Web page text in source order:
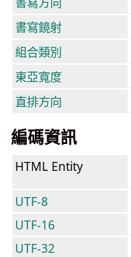
書寫鏡射
組合類別
東亞寬度
直排方向
編碼資訊
HTML Entity
UTF-8
UTF-16
UTF-32